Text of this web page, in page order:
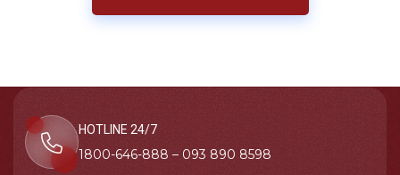
HOTLINE 24/7
1800-646-888 – 093 890 8598